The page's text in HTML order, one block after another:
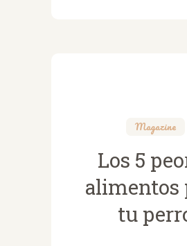
Magazine
Los 5
alimentos
tu